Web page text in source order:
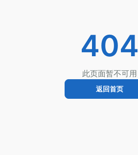
404
此页面暂不可用
返回首页